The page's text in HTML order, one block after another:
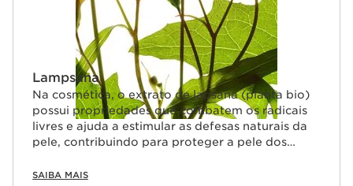
Lampsana
Na cosmética, o extrato de lapsana (planta bio)
possui propriedades que combatem os radicais
livres e ajuda a estimular as defesas naturais da
pele, contribuindo para proteger a pele dos
SAIBA MAIS